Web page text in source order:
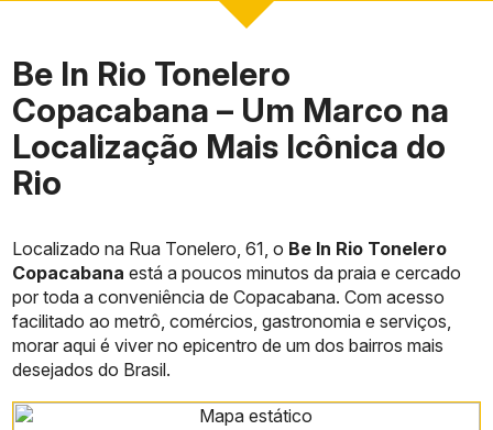
Be In Rio Tonelero
Copacabana – Um Marco na
Localização Mais Icônica do
Rio
Localizado na Rua Tonelero, 61, o Be In Rio Tonelero
Copacabana está a poucos minutos da praia e cercado
por toda a conveniência de Copacabana. Com acesso
facilitado ao metrô, comércios, gastronomia e serviços,
morar aqui é viver no epicentro de um dos bairros mais
desejados do Brasil.